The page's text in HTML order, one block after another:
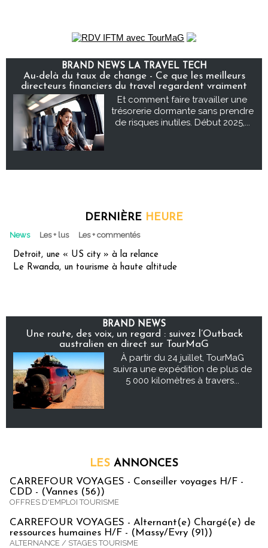
BRAND NEWS LA TRAVEL TECH
Au-delà du taux de change - Ce que les meilleurs
directeurs financiers du travel regardent vraiment
Et comment faire travailler une
trésorerie dormante sans prendre
de risques inutiles. Début 2025,...
DERNIÈRE HEURE
News Les + lus Les + commentés
Detroit, une « US city » à la relance
Le Rwanda, un tourisme à haute altitude
BRAND NEWS
Une route, des voix, un regard : suivez l’Outback
australien en direct sur TourMaG
À partir du 24 juillet, TourMaG
suivra une expédition de plus de
5 000 kilomètres à travers...
LES ANNONCES
CARREFOUR VOYAGES - Conseiller voyages H/F -
CDD - (Vannes (56))
OFFRES D'EMPLOI TOURISME
CARREFOUR VOYAGES - Alternant(e) Chargé(e) de
ressources humaines H/F - (Massy/Evry (91))
ALTERNANCE / STAGES TOURISME